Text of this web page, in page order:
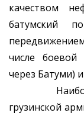
качеством
батумский
числе боевой
через Батуми)
грузинской